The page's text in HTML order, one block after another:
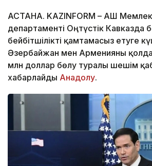
АСТАНА. KAZINFORM – АҚШ
департаменті Оңтүстік Кавказда
бейбітшілікті қамтамасыз етуге
Әзербайжан мен Арменияны
млн доллар бөлу туралы шешім
хабарлайды Анадолу.